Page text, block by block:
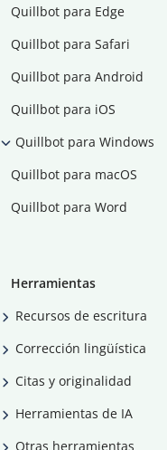
Quillbot para Edge
Quillbot para Safari
Quillbot para Android
Quillbot para iOS
Quillbot para Windows
Quillbot para macOS
Quillbot para Word
Herramientas
Recursos de escritura
Corrección lingüística
Citas y originalidad
Herramientas de IA
Otras herramientas